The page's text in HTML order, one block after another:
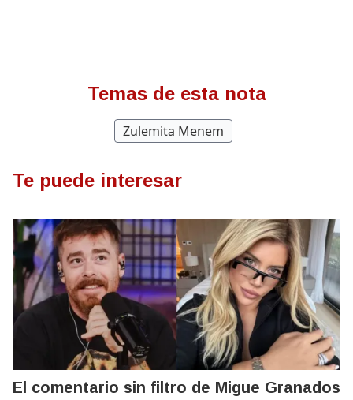
Temas de esta nota
Zulemita Menem
Te puede interesar
El comentario sin filtro de Migue Granados